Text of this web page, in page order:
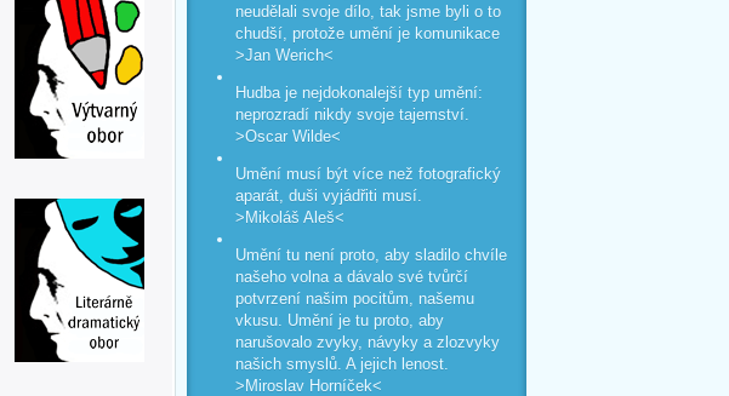
neudělali svoje dílo, tak jsme byli o to
chudší, protože umění je komunikace
>Jan Werich<
Hudba je nejdokonalejší typ umění:
neprozradí nikdy svoje tajemství.
>Oscar Wilde<
Umění musí být více než fotografický
aparát, duši vyjádřiti musí.
>Mikoláš Aleš<
Umění tu není proto, aby sladilo chvíle
našeho volna a dávalo své tvůrčí
potvrzení našim pocitům, našemu
vkusu. Umění je tu proto, aby
narušovalo zvyky, návyky a zlozvyky
našich smyslů. A jejich lenost.
>Miroslav Horníček<